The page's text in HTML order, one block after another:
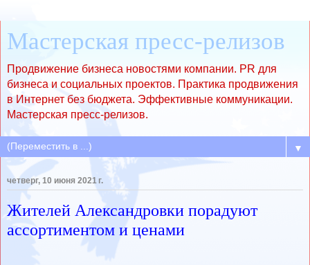
Мастерская пресс-релизов
Продвижение бизнеса новостями компании. PR для
бизнеса и социальных проектов. Практика продвижения
в Интернет без бюджета. Эффективные коммуникации.
Мастерская пресс-релизов.
▼
четверг, 10 июня 2021 г.
Жителей Александровки порадуют
ассортиментом и ценами